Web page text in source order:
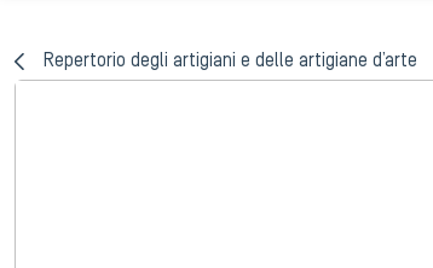
Repertorio degli artigiani e delle artigiane d’arte